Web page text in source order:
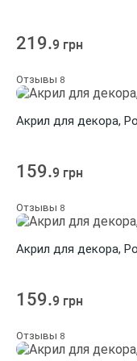
219.9 грн
Отзывы 8
Акрил для декора,
159.9 грн
Отзывы 8
Акрил для декора,
159.9 грн
Отзывы 8